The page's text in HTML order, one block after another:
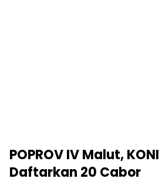
POPROV IV Malut,
Daftarkan 20 Cabor